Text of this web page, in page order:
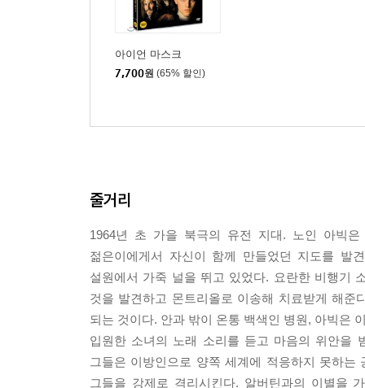
아이언 마스크
7,700원 (65% 할인)
줄거리
1964년 초 가을 북극의 유전 지대. 노인 아빅
젊은이에게서 자신이 함께 만들었던 지도를 발
설원에서 가죽 널을 뛰고 있었다. 요란한 비행기
것을 발견하고 몬트리올로 이송해 치료받게 해
되는 것이다. 안과 밖이 온통 백색인 병원, 아빅은
입원한 소녀의 노래 소리를 듣고 마음의 위안을
그들은 이방인으로 양쪽 세계에 적응하지 못하
그들을 강제로 격리시킨다. 알버틴과의 이별을